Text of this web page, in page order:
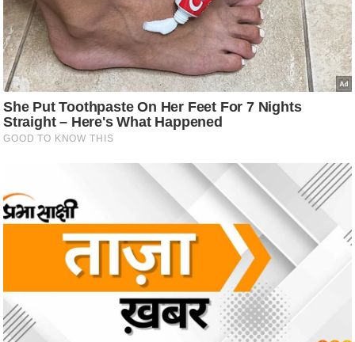
भू
मि
स्तं
भ
ए
म
.
.
आ
चा
य
प